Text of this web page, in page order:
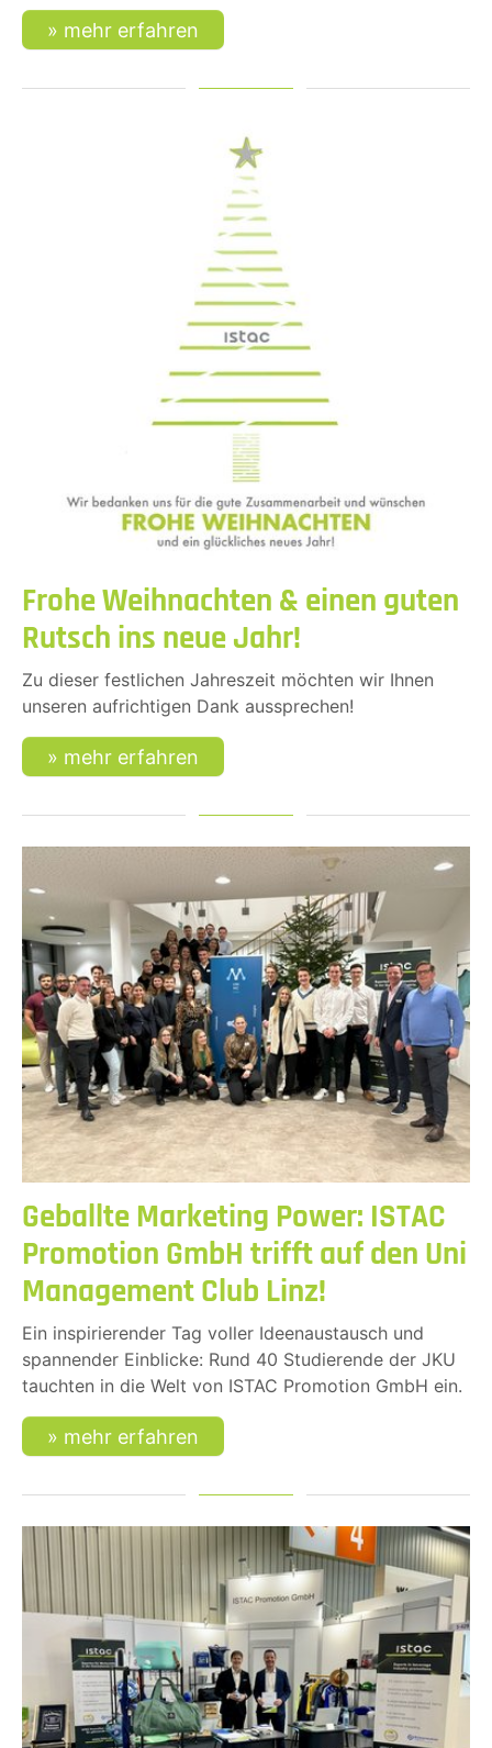
mehr erfahren
Frohe Weihnachten & einen guten
Rutsch ins neue Jahr!
Zu dieser festlichen Jahreszeit möchten wir Ihnen
unseren aufrichtigen Dank aussprechen!
mehr erfahren
Geballte Marketing Power: ISTAC
Promotion GmbH trifft auf den Uni
Management Club Linz!
Ein inspirierender Tag voller Ideenaustausch und
spannender Einblicke: Rund 40 Studierende der JKU
tauchten in die Welt von ISTAC Promotion GmbH ein.
mehr erfahren